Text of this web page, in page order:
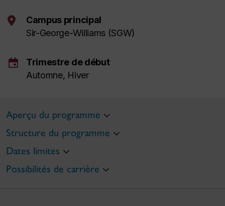
Campus principal
Sir-George-Williams (SGW)
event
Trimestre de début
Automne, Hiver
Aperçu du programme
Structure du programme
Dates limites
Possibilités de carrière